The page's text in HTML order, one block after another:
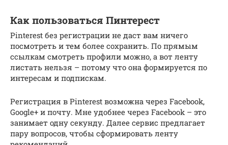
Как пользоваться Пинтерест
Pinterest без регистрации не даст вам ничего
посмотреть и тем более сохранить. По прямым
ссылкам смотреть профили можно, а вот ленту
листать нельзя – потому что она формируется по
интересам и подпискам.
Регистрация в Pinterest возможна через Facebook,
Google+ и почту. Мне удобнее через Facebook – это
занимает одну секунду. Далее сервис предлагает
пару вопросов, чтобы сформировать ленту